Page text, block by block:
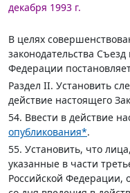
декабря 1993 г.
В целях
законодательства
Федерации
Раздел II. Установить
действие настоящего
54. Ввести в действие
опубликования*.
55. Установить, что
указанные в части
Российской Федерации,